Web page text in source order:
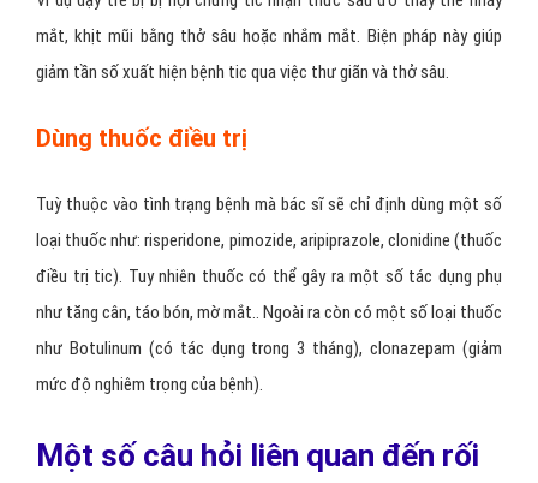
mắt, khịt mũi bằng thở sâu hoặc nhắm mắt. Biện pháp này giúp
giảm tần số xuất hiện bệnh tic qua việc thư giãn và thở sâu.
Dùng thuốc điều trị
Tuỳ thuộc vào tình trạng bệnh mà bác sĩ sẽ chỉ định dùng một số
loại thuốc như: risperidone, pimozide, aripiprazole, clonidine (thuốc
điều trị tic). Tuy nhiên thuốc có thể gây ra một số tác dụng phụ
như tăng cân, táo bón, mờ mắt.. Ngoài ra còn có một số loại thuốc
như Botulinum (có tác dụng trong 3 tháng), clonazepam (giảm
mức độ nghiêm trọng của bệnh).
Một số câu hỏi liên quan đến rối